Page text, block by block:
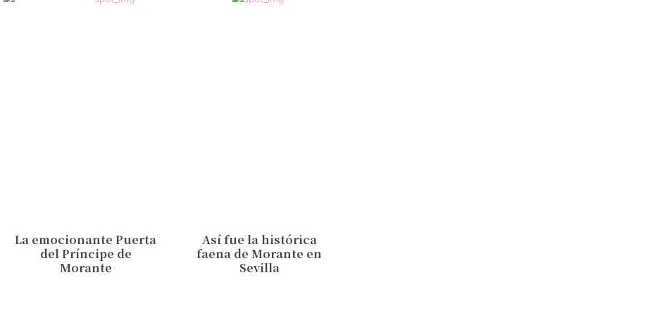
La emocionante Puerta
del Príncipe de
Morante
Así fue la histórica
faena de Morante en
Sevilla